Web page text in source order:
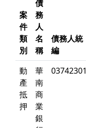
案
件
類
別
債
務
人
名
稱
債務人統
編
動
產
抵
押
華
南
商
業
銀
03742301